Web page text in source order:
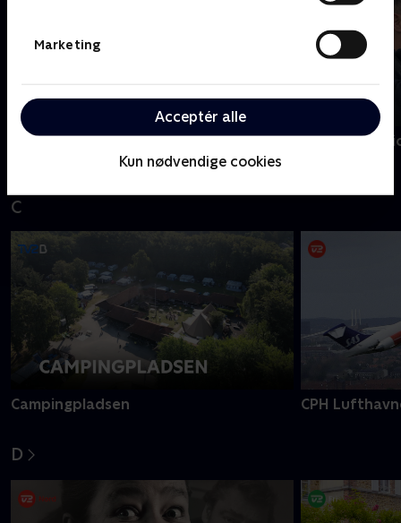
Marketing
Acceptér alle
Kun nødvendige cookies
Borgen for begyndere Bonden og
C
Campingpladsen CPH
D